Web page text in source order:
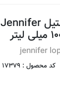
ادکلن جنیفر لوپز استیل Jennifer
jennifer
کد محصول : 17379